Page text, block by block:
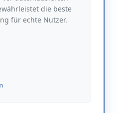
die beste
für echte Nutzer.